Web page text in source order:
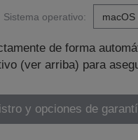
Sistema operativo:
de forma
(ver arriba) para
y opciones de